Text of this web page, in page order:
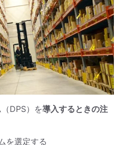
DPS）を導入するときの注
を選定する